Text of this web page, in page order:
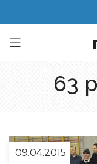
63
09.04.2015